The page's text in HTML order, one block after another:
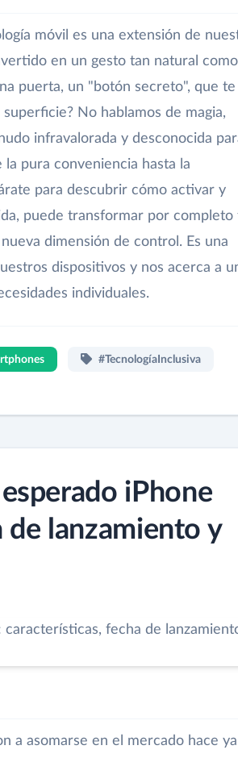
móvil es una extensión de
en un gesto tan natural como
puerta, un "botón secreto", que te
No hablamos de magia,
infravalorada y desconocida
la pura conveniencia hasta la
para descubrir cómo activar y
puede transformar por completo
dimensión de control. Es una
dispositivos y nos acerca a
individuales.
#TecnologíaInclusiva
iPhone
de lanzamiento y
a asomarse en el mercado hace ya